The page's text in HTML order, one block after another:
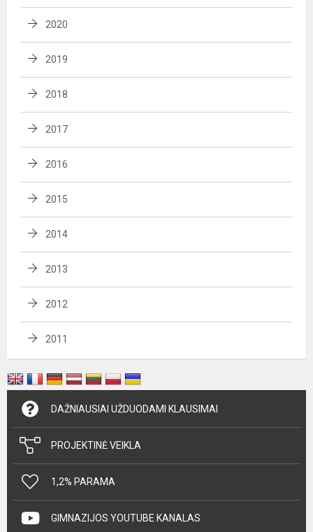
2020
2019
2018
2017
2016
2015
2014
2013
2012
2011
DAŽNIAUSIAI UŽDUODAMI KLAUSIMAI
PROJEKTINĖ VEIKLA
1,2% PARAMA
GIMNAZIJOS YOUTUBE KANALAS